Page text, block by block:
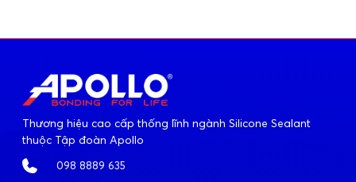
Thương hiệu cao cấp thống lĩnh ngành Silicone Sealant
thuộc Tập đoàn Apollo
098 8889 635